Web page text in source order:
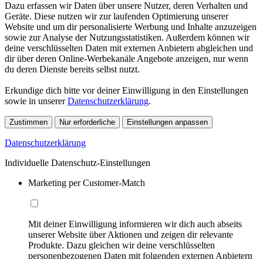
Dazu erfassen wir Daten über unsere Nutzer, deren Verhalten und
Geräte. Diese nutzen wir zur laufenden Optimierung unserer
Website und um dir personalisierte Werbung und Inhalte anzuzeigen
sowie zur Analyse der Nutzungsstatistiken. Außerdem können wir
deine verschlüsselten Daten mit externen Anbietern abgleichen und
dir über deren Online-Werbekanäle Angebote anzeigen, nur wenn
du deren Dienste bereits selbst nutzt.
Erkundige dich bitte vor deiner Einwilligung in den Einstellungen
sowie in unsererDatenschutzerklärung.
Zustimmen Nur erforderliche Einstellungen anpassen
Datenschutzerklärung
Individuelle Datenschutz-Einstellungen
Marketing per Customer-Match
Mit deiner Einwilligung informieren wir dich auch abseits
unserer Website über Aktionen und zeigen dir relevante
Produkte. Dazu gleichen wir deine verschlüsselten
personenbezogenen Daten mit folgenden externen Anbietern